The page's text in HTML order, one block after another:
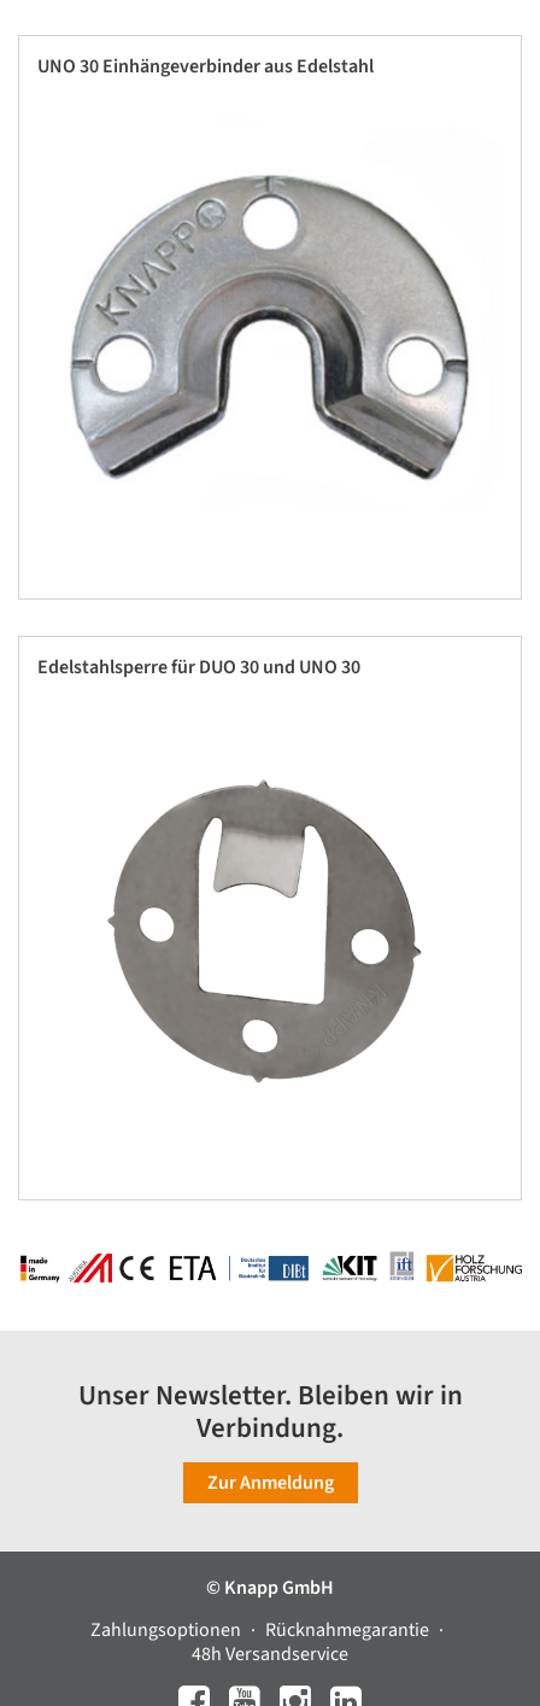
UNO 30 Einhängeverbinder aus Edelstahl
Edelstahlsperre für DUO 30 und UNO 30
Unser Newsletter. Bleiben wir in
Verbindung.
Zur Anmeldung
© Knapp GmbH
Zahlungsoptionen
Rücknahmegarantie
48h Versandservice